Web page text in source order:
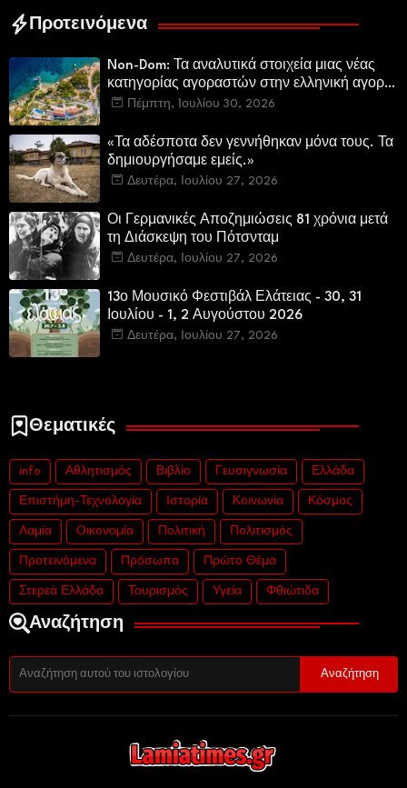
Προτεινόμενα
Non-Dom: Τα αναλυτικά στοιχεία μιας νέας
κατηγορίας αγοραστών στην ελληνική αγορά
πολυτελών κατοικιών
Πέμπτη, Ιουλίου 30, 2026
«Τα αδέσποτα δεν γεννήθηκαν μόνα τους. Τα
δημιουργήσαμε εμείς.»
Δευτέρα, Ιουλίου 27, 2026
Οι Γερμανικές Αποζημιώσεις 81 χρόνια μετά
τη Διάσκεψη του Πότσνταμ
Δευτέρα, Ιουλίου 27, 2026
13ο Μουσικό Φεστιβάλ Ελάτειας - 30, 31
Ιουλίου - 1, 2 Αυγούστου 2026
Δευτέρα, Ιουλίου 27, 2026
Θεματικές
info Αθλητισμός Βιβλίο Γευσιγνωσία Ελλάδα
Επιστήμη-Τεχνολογία Ιστορία Κοινωνία Κόσμος
Λαμία Οικονομία Πολιτική Πολιτισμός
Προτεινόμενα Πρόσωπα Πρώτο Θέμα
Στερεά Ελλάδα Τουρισμός Υγεία Φθιώτιδα
Αναζήτηση